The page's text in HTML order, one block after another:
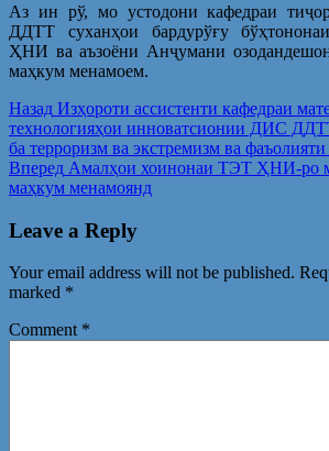
Аз ин рў, мо устодони кафедраи
ДДТТ суханҳои бардурўғу
ҲНИ ва аъзоёни Анҷумани
маҳкум менамоем.
Post
navigation
Назад Предыдущая
запись:
Изҳороти ассистенти кафедраи
технологияҳои инноватсионии ДИС
ба терроризм ва экстремизм ва
Вперед Следующая
запись:
Амалҳои хоинонаи ТЭТ ҲНИ-ро
маҳкум менамоянд
Leave a Reply
Your email address will not be published.
marked *
Comment *